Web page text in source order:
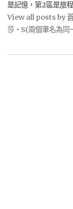
是記憶，第2區是旅
View all posts by
莎・S(兩個筆名為同